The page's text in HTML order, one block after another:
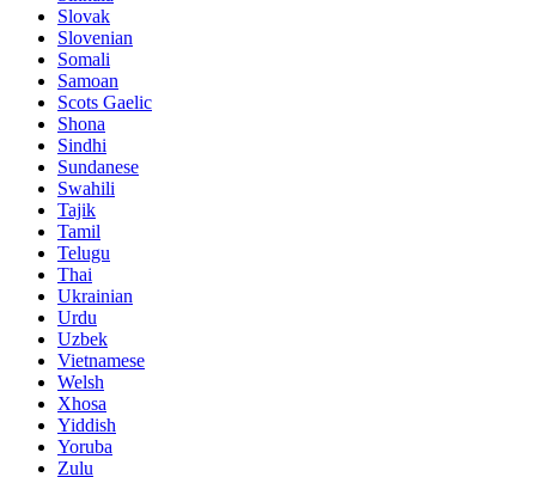
Slovak
Slovenian
Somali
Samoan
Scots Gaelic
Shona
Sindhi
Sundanese
Swahili
Tajik
Tamil
Telugu
Thai
Ukrainian
Urdu
Uzbek
Vietnamese
Welsh
Xhosa
Yiddish
Yoruba
Zulu